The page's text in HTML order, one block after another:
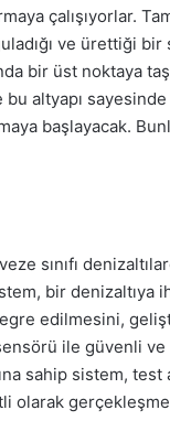
çalışıyorlar.
ve ürettiği bir
bir üst noktaya
altyapı
başlayacak.
sınıfı
bir denizaltıya
edilmesini,
ile güvenli
sahip sistem, test
olarak